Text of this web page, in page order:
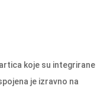
koje su integrirane
je izravno na